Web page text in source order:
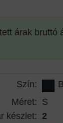
árak bruttó
Szín:
Méret: S
készlet: 2